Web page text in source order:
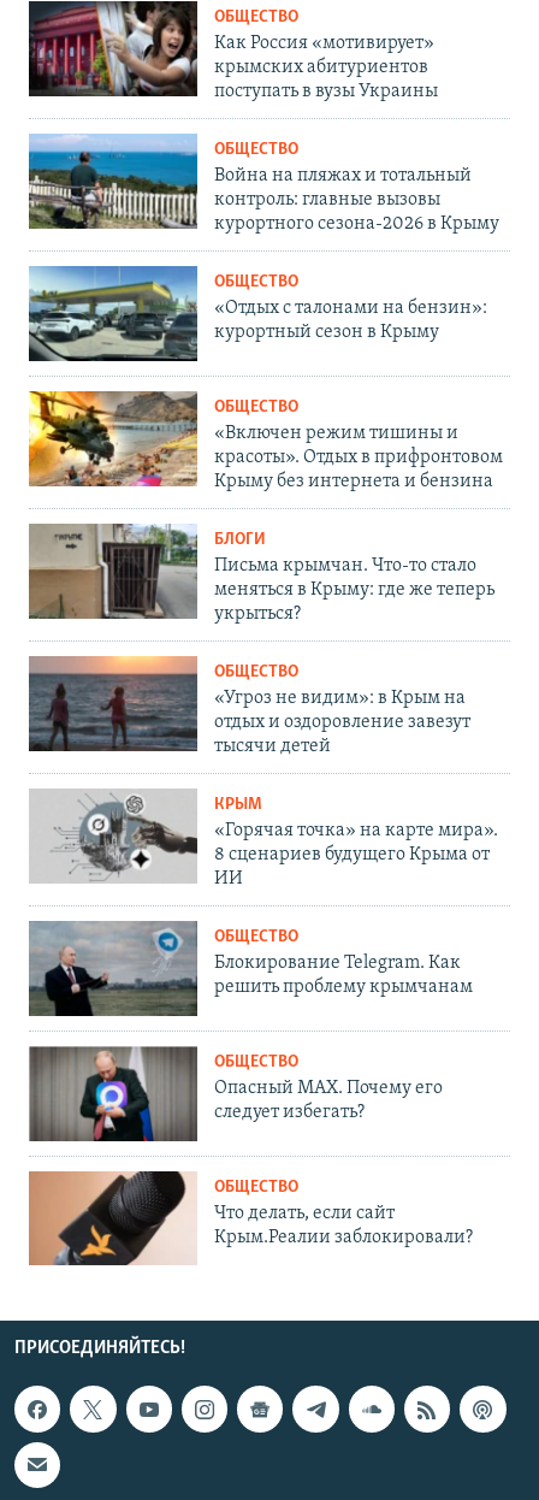
ОБЩЕСТВО
Как Россия «мотивирует»
крымских абитуриентов
поступать в вузы Украины
ОБЩЕСТВО
Война на пляжах и тотальный
контроль: главные вызовы
курортного сезона-2026 в Крыму
ОБЩЕСТВО
«Отдых с талонами на бензин»:
курортный сезон в Крыму
ОБЩЕСТВО
«Включен режим тишины и
красоты». Отдых в прифронтовом
Крыму без интернета и бензина
БЛОГИ
Письма крымчан. Что-то стало
меняться в Крыму: где же теперь
укрыться?
ОБЩЕСТВО
«Угроз не видим»: в Крым на
отдых и оздоровление завезут
тысячи детей
КРЫМ
«Горячая точка» на карте мира».
8 сценариев будущего Крыма от
ИИ
ОБЩЕСТВО
Блокирование Telegram. Как
решить проблему крымчанам
ОБЩЕСТВО
Опасный MAX. Почему его
следует избегать?
ОБЩЕСТВО
Что делать, если сайт
Крым.Реалии заблокировали?
ПРИСОЕДИНЯЙТЕСЬ!